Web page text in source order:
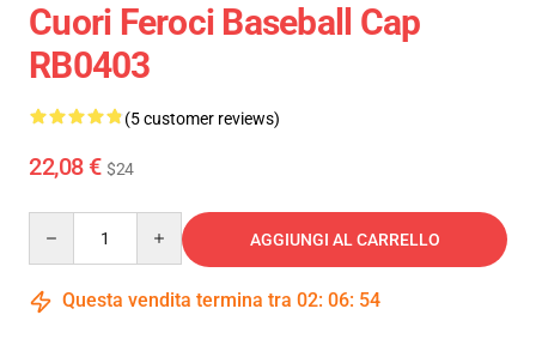
Cuori Feroci Baseball Cap
RB0403
(5 customer reviews)
22,08 € $24
AGGIUNGI AL CARRELLO
Questa vendita termina tra 02: 06: 54